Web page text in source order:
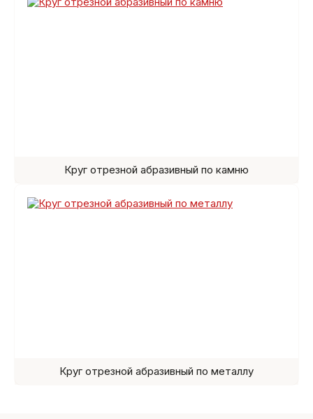
Круг отрезной абразивный по камню
Круг отрезной абразивный по металлу